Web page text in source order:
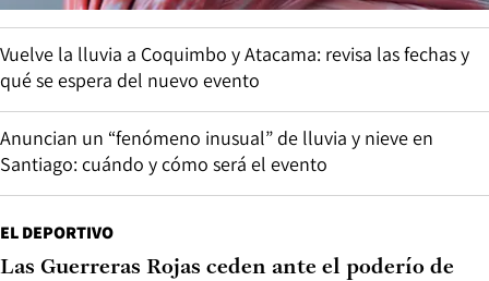
Vuelve la lluvia a Coquimbo y Atacama: revisa las fechas y
qué se espera del nuevo evento
Anuncian un “fenómeno inusual” de lluvia y nieve en
Santiago: cuándo y cómo será el evento
EL DEPORTIVO
Las Guerreras Rojas ceden ante el poderío de